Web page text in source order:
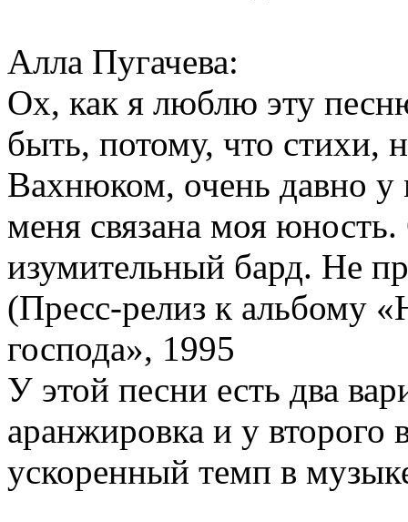
Алла Пугачева:
Ох, как я люблю эту
быть, потому, что стихи,
Вахнюком, очень давно
меня связана моя
изумительный бард. Не
(Пресс-релиз к альбому
господа», 1995
У этой песни есть два
аранжировка и у второго
ускоренный темп в